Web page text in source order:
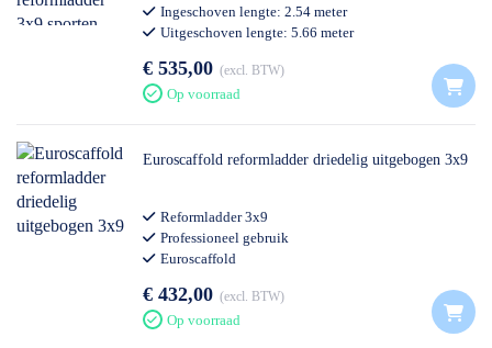
Ingeschoven lengte: 2.54 meter
Uitgeschoven lengte: 5.66 meter
€ 535,00 excl. BTW
Op voorraad
Euroscaffold reformladder driedelig uitgebogen 3x9
Reformladder 3x9
Professioneel gebruik
Euroscaffold
€ 432,00 excl. BTW
Op voorraad